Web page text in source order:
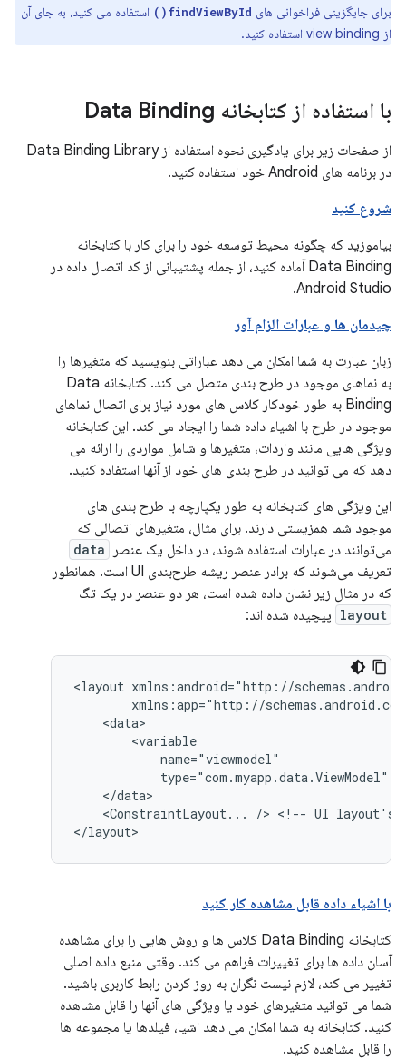
برای جایگزینی فراخوانی های findViewById()
استفاده می کنید، به جای آن
از view binding استفاده کنید.
با استفاده از کتابخانه Data Binding
از صفحات زیر برای یادگیری نحوه استفاده از Data Binding Library
در برنامه های Android خود استفاده کنید.
شروع کنید
بیاموزید که چگونه محیط توسعه خود را برای کار با کتابخانه
Data Binding آماده کنید، از جمله پشتیبانی از کد اتصال داده در
Android Studio.
چیدمان ها و عبارات الزام آور
زبان عبارت به شما امکان می دهد عباراتی بنویسید که متغیرها را
به نماهای موجود در طرح بندی متصل می کند. کتابخانه Data
Binding به طور خودکار کلاس های مورد نیاز برای اتصال نماهای
موجود در طرح با اشیاء داده شما را ایجاد می کند. این کتابخانه
ویژگی هایی مانند واردات، متغیرها و شامل مواردی را ارائه می
دهد که می توانید در طرح بندی های خود از آنها استفاده کنید.
این ویژگی های کتابخانه به طور یکپارچه با طرح بندی های
موجود شما همزیستی دارند. برای مثال، متغیرهای اتصالی که
می‌توانند در عبارات استفاده شوند، در داخل یک عنصر
data
تعریف می‌شوند که برادر عنصر ریشه طرح‌بندی UI است. همانطور
که در مثال زیر نشان داده شده است، هر دو عنصر در یک تگ
layout پیچیده شده اند:
<layout
type="com.myapp.data.ViewModel"
<ConstraintLayout...
/> <!-- UI layout's
با اشیاء داده قابل مشاهده کار کنید
کتابخانه Data Binding کلاس ها و روش هایی را برای مشاهده
آسان داده ها برای تغییرات فراهم می کند. وقتی منبع داده اصلی
تغییر می کند، لازم نیست نگران به روز کردن رابط کاربری باشید.
شما می توانید متغیرهای خود یا ویژگی های آنها را قابل مشاهده
کنید. کتابخانه به شما امکان می دهد اشیا، فیلدها یا مجموعه ها
را قابل مشاهده کنید.